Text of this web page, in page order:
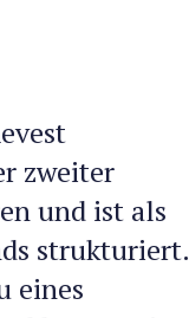
zweiter
und ist als
strukturiert.
eines